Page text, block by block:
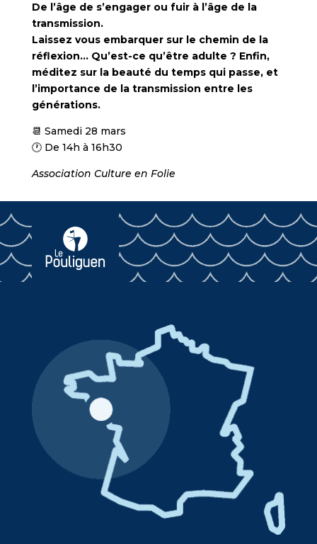
De l’âge de s’engager ou fuir à l’âge de la
transmission.
Laissez vous embarquer sur le chemin de la
réflexion… Qu’est-ce qu’être adulte ? Enfin,
méditez sur la beauté du temps qui passe, et
l’importance de la transmission entre les
générations.
📆 Samedi 28 mars
🕐 De 14h à 16h30
Association Culture en Folie